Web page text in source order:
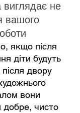
не
вашого
якщо після
діти будуть
двору
вони
добре, чисто